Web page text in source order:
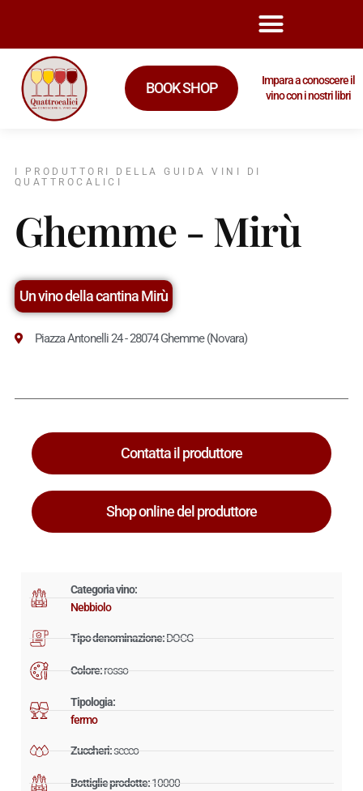
BOOK SHOP
Impara a conoscere il
vino con i nostri libri
I PRODUTTORI DELLA GUIDA VINI DI
QUATTROCALICI
Ghemme - Mirù
Un vino della cantina Mirù
Piazza Antonelli 24 - 28074 Ghemme (Novara)
Categoria vino:
Nebbiolo
Tipo denominazione:DOCG
Colore:rosso
Tipologia:
fermo
Zuccheri:secco
Bottiglie prodotte:10000
Contatta il produttore
Shop online del produttore